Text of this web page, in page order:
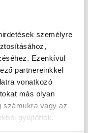
személyre
Ezenkívül
partnereinkkel
vonatkozó
más olyan
számukra vagy az
gyűjtöttek.
Csiba Borbála